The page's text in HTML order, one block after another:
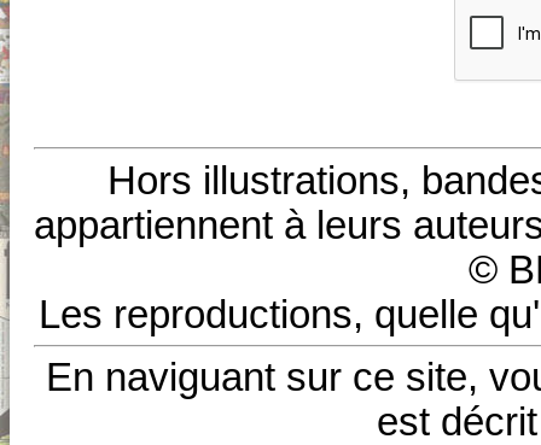
Hors illustrations,
appartiennent à leurs
©
Les reproductions, quelle
En naviguant sur ce site,
est